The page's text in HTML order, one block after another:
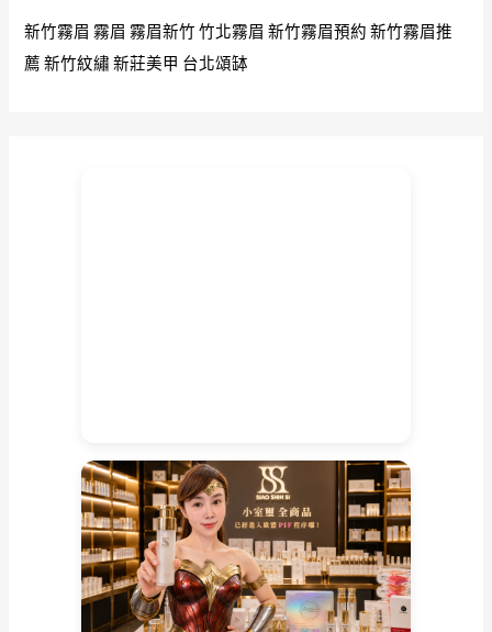
新竹霧眉 霧眉 霧眉新竹 竹北霧眉 新竹霧眉預約 新竹霧眉推
薦 新竹紋繡 新莊美甲 台北頌缽